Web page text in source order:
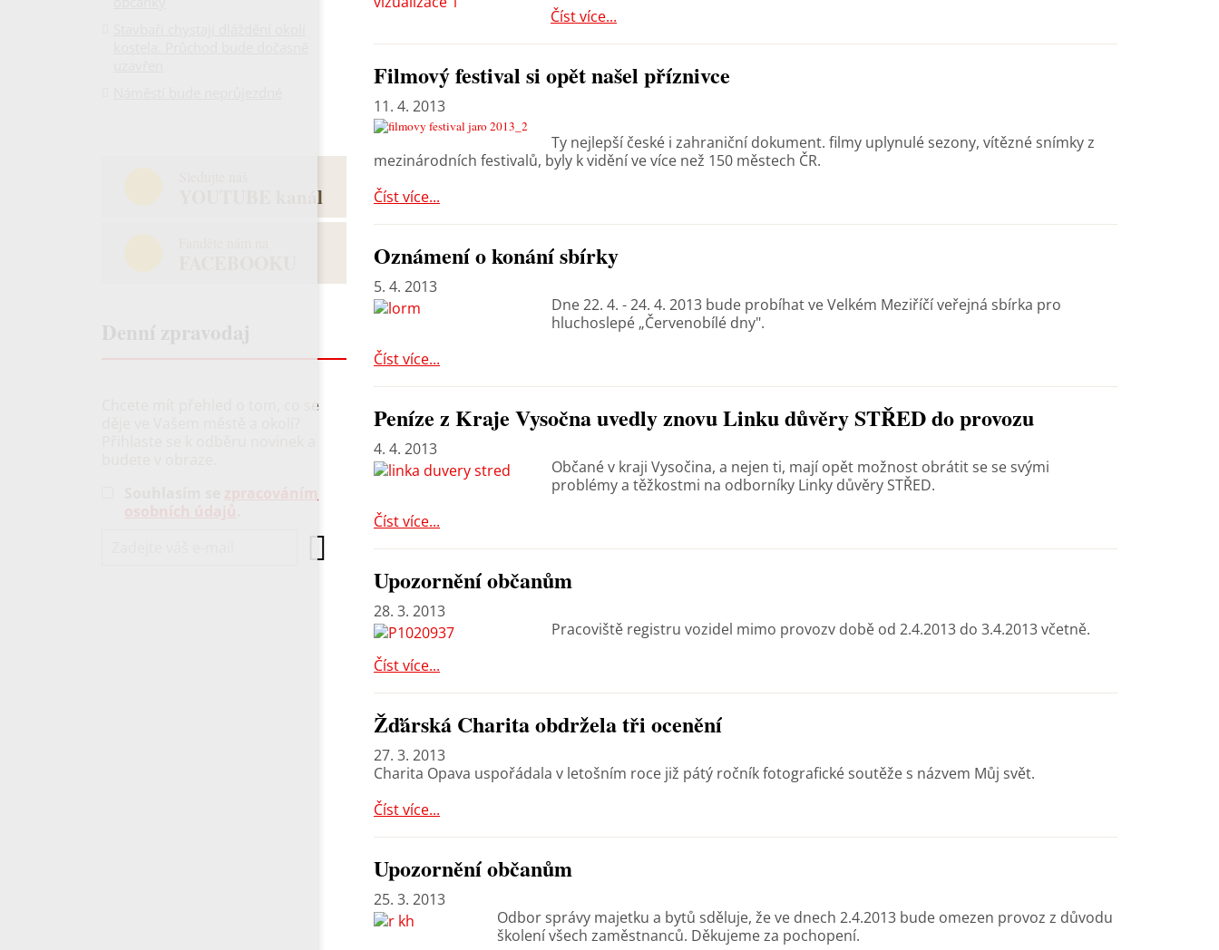
Číst více...
Filmový festival si opět našel příznivce
11. 4. 2013
Ty nejlepší české i zahraniční dokument. filmy uplynulé sezony, vítězné snímky z
mezinárodních festivalů, byly k vidění ve více než 150 městech ČR.
Číst více...
Oznámení o konání sbírky
5. 4. 2013
Dne 22. 4. - 24. 4. 2013 bude probíhat ve Velkém Meziříčí veřejná sbírka pro
hluchoslepé „Červenobílé dny".
Číst více...
Peníze z Kraje Vysočna uvedly znovu Linku důvěry STŘED do provozu
4. 4. 2013
Občané v kraji Vysočina, a nejen ti, mají opět možnost obrátit se se svými
problémy a těžkostmi na odborníky Linky důvěry STŘED.
Číst více...
Upozornění občanům
28. 3. 2013
Pracoviště registru vozidel mimo provozv době od 2.4.2013 do 3.4.2013 včetně.
Číst více...
Žďárská Charita obdržela tři ocenění
27. 3. 2013
Charita Opava uspořádala v letošním roce již pátý ročník fotografické soutěže s názvem Můj svět.
Číst více...
Upozornění občanům
25. 3. 2013
Odbor správy majetku a bytů sděluje, že ve dnech 2.4.2013 bude omezen provoz z důvodu
školení všech zaměstnanců. Děkujeme za pochopení.
YOUTUBE kanál
Chcete mít přehled o tom, co se